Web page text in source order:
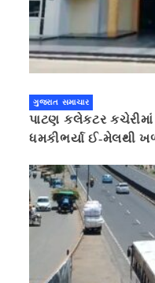
ગુજરાત સમાચાર
પાટણ કલેકટર કચેરીમાં